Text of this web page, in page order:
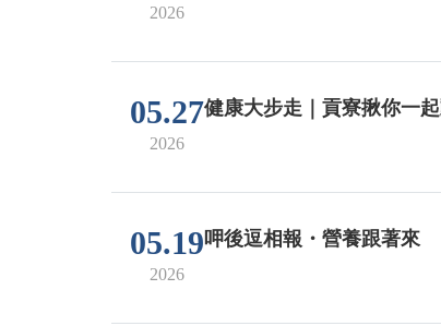
2026
05.27
2026
健康大步走｜貢寮揪你一起
05.19
2026
呷後逗相報・營養跟著來